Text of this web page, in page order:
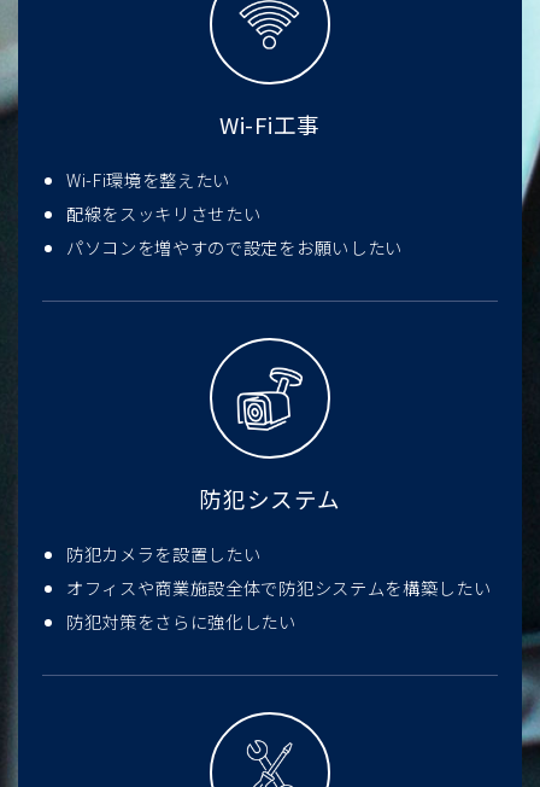
Wi-Fi工事
Wi-Fi環境を整えたい
配線をスッキリさせたい
パソコンを増やすので設定をお願いしたい
防犯システム
防犯カメラを設置したい
オフィスや商業施設全体で防犯システムを構築したい
防犯対策をさらに強化したい